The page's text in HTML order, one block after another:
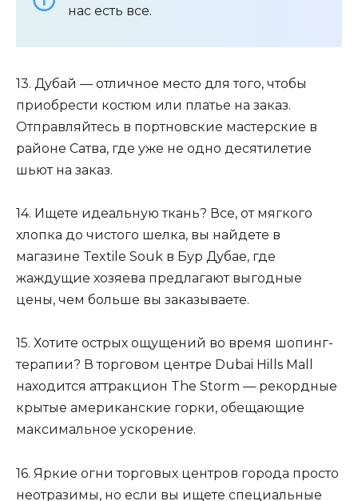
нас есть все.
13. Дубай — отличное место для того, чтобы
приобрести костюм или платье на заказ.
Отправляйтесь в портновские мастерские в
районе Сатва, где уже не одно десятилетие
шьют на заказ.
14. Ищете идеальную ткань? Все, от мягкого
хлопка до чистого шелка, вы найдете в
магазине Textile Souk в Бур Дубае, где
жаждущие хозяева предлагают выгодные
цены, чем больше вы заказываете.
15. Хотите острых ощущений во время шопинг-
терапии? В торговом центре Dubai Hills Mall
находится аттракцион The Storm — рекордные
крытые американские горки, обещающие
максимальное ускорение.
16. Яркие огни торговых центров города просто
неотразимы, но если вы ищете специальные